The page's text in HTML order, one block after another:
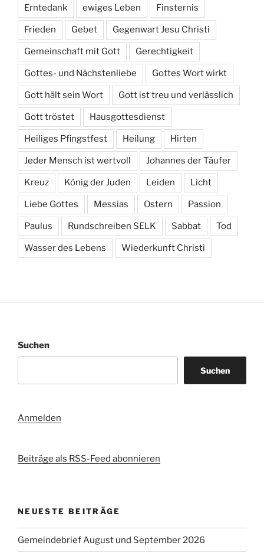
Erntedank ewiges Leben Finsternis
Frieden Gebet Gegenwart Jesu Christi
Gemeinschaft mit Gott Gerechtigkeit
Gottes- und Nächstenliebe Gottes Wort wirkt
Gott hält sein Wort Gott ist treu und verlässlich
Gott tröstet Hausgottesdienst
Heiliges Pfingstfest Heilung Hirten
Jeder Mensch ist wertvoll Johannes der Täufer
Kreuz König der Juden Leiden Licht
Liebe Gottes Messias Ostern Passion
Paulus Rundschreiben SELK Sabbat Tod
Wasser des Lebens Wiederkunft Christi
Suchen
Suchen
Anmelden
Beiträge als RSS-Feed abonnieren
NEUESTE BEITRÄGE
Gemeindebrief August und September 2026